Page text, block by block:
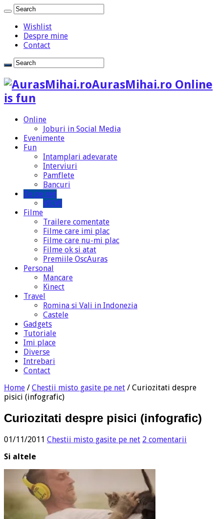
Wishlist
Despre mine
Contact
AurasMihai.ro Online
is fun
Online
Joburi in Social Media
Evenimente
Fun
Intamplari adevarate
Interviuri
Pamflete
Bancuri
De pe net
WOW
Filme
Trailere comentate
Filme care imi plac
Filme care nu-mi plac
Filme ok si atat
Premiile OscAuras
Personal
Mancare
Kinect
Travel
Romina si Vali in Indonezia
Castele
Gadgets
Tutoriale
Imi place
Diverse
Intrebari
Contact
Home / Chestii misto gasite pe net / Curiozitati despre
pisici (infografic)
Curiozitati despre pisici (infografic)
01/11/2011 Chestii misto gasite pe net 2 comentarii
Si altele